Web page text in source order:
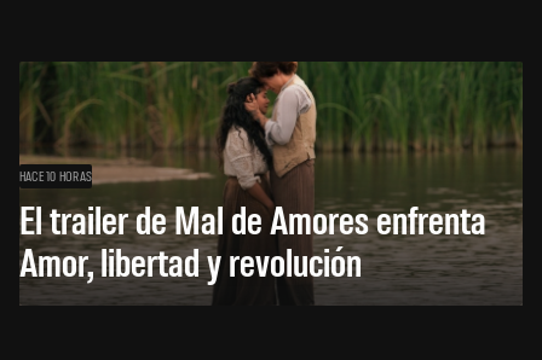
HACE 10 HORAS
El trailer de Mal de Amores enfrenta
Amor, libertad y revolución